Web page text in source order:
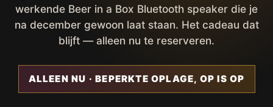
werkende Beer in a Box Bluetooth speaker die je
na december gewoon laat staan. Het cadeau dat
blijft — alleen nu te reserveren.
ALLEEN NU · BEPERKTE OPLAGE, OP IS OP